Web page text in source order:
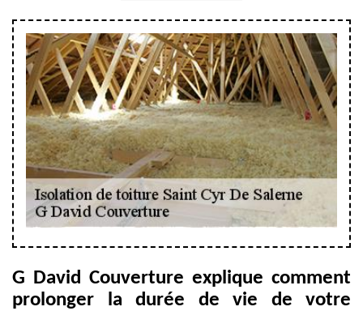
G David Couverture explique comment
prolonger la durée de vie de votre